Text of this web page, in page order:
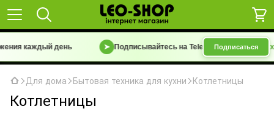
каждый день ➤ Подписывайтесь на Telegram-канал
Подписаться
Для дома Бытовая техника для кухни Котлетницы
Котлетницы